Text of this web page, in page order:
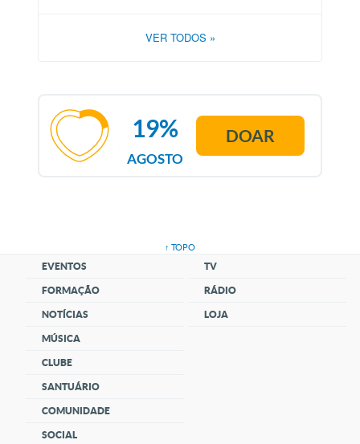
VER TODOS »
AGOSTO
19% DOAR
↑ TOPO
EVENTOS
FORMAÇÃO
NOTÍCIAS
MÚSICA
CLUBE
SANTUÁRIO
COMUNIDADE
SOCIAL
TV
RÁDIO
LOJA